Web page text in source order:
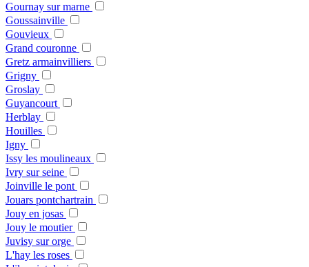
Gournay sur marne
Goussainville
Gouvieux
Grand couronne
Gretz armainvilliers
Grigny
Groslay
Guyancourt
Herblay
Houilles
Igny
Issy les moulineaux
Ivry sur seine
Joinville le pont
Jouars pontchartrain
Jouy en josas
Jouy le moutier
Juvisy sur orge
L'hay les roses